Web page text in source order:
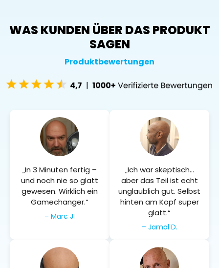
WAS KUNDEN ÜBER DAS PRODUKT
SAGEN
Produktbewertungen
„In 3 Minuten fertig –
und noch nie so glatt
gewesen. Wirklich ein
Gamechanger.“
– Marc J.
„Ich war skeptisch...
aber das Teil ist echt
unglaublich gut. Selbst
hinten am Kopf super
glatt.“
– Jamal D.